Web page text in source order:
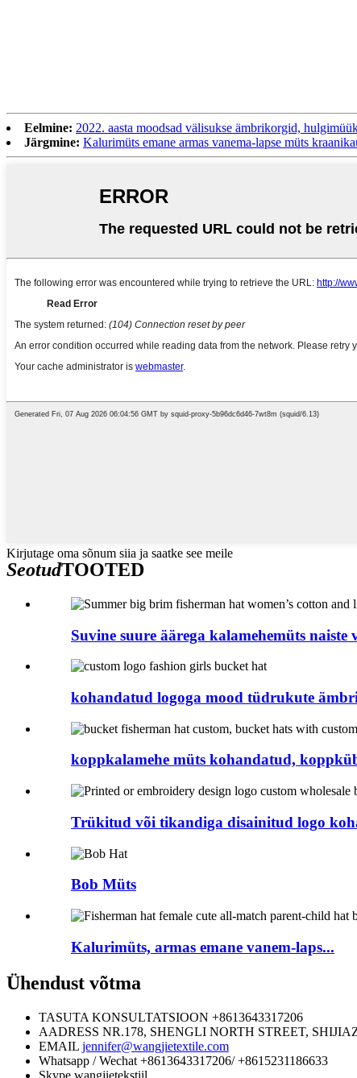
Eelmine: 2022. aasta moodsad välisukse ämbrikorgid,
Järgmine: Kalurimüts emane armas vanema-lapse müts
Kirjutage oma sõnum siia ja saatke see meile
SeotudTOOTED
Suvine suure äärega kalamehemüts naiste
kohandatud logoga mood tüdrukute
koppkalamehe müts kohandatud,
Trükitud või tikandiga disainitud logo
Bob Müts
Kalurimüts, armas emane vanem-laps...
Ühendust võtma
TASUTA KONSULTATSIOON +8613643317206
AADRESS NR.178, SHENGLI NORTH STREET,
EMAIL jennifer@wangjietextile.com
Whatsapp / Wechat +8613643317206/ +8615231186633
Skype wangjietekstiil